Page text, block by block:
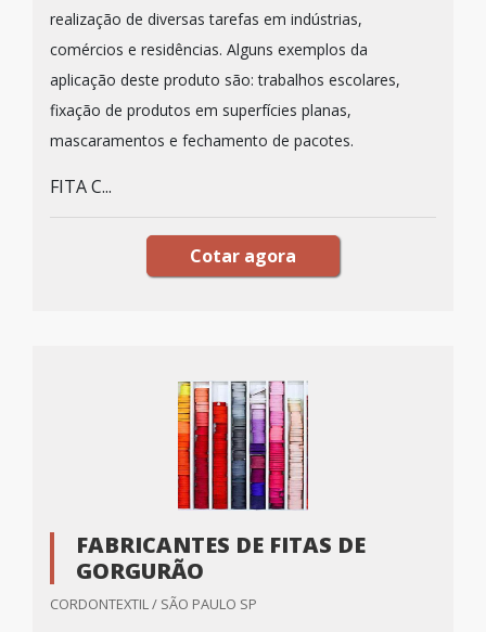
realização de diversas tarefas em indústrias,
comércios e residências. Alguns exemplos da
aplicação deste produto são: trabalhos escolares,
fixação de produtos em superfícies planas,
mascaramentos e fechamento de pacotes.
FITA C...
Cotar agora
FABRICANTES DE FITAS DE
GORGURÃO
CORDONTEXTIL / SÃO PAULO SP